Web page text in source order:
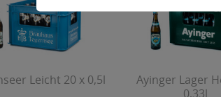
Leicht 20 x 0,5l
Ayinger Lager
0,33l